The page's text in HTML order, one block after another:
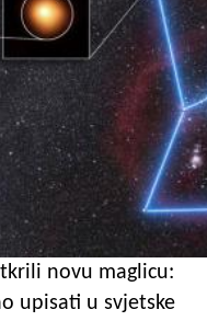
novu maglicu:
upisati u svjetske